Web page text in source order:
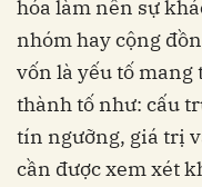
hóa làm nên sự
nhóm hay cộng
vốn là yếu tố
thành tố như: cấu
tín ngưỡng, giá trị
cần được xem xét